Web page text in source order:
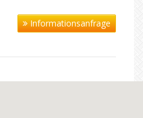
Informationsanfrage